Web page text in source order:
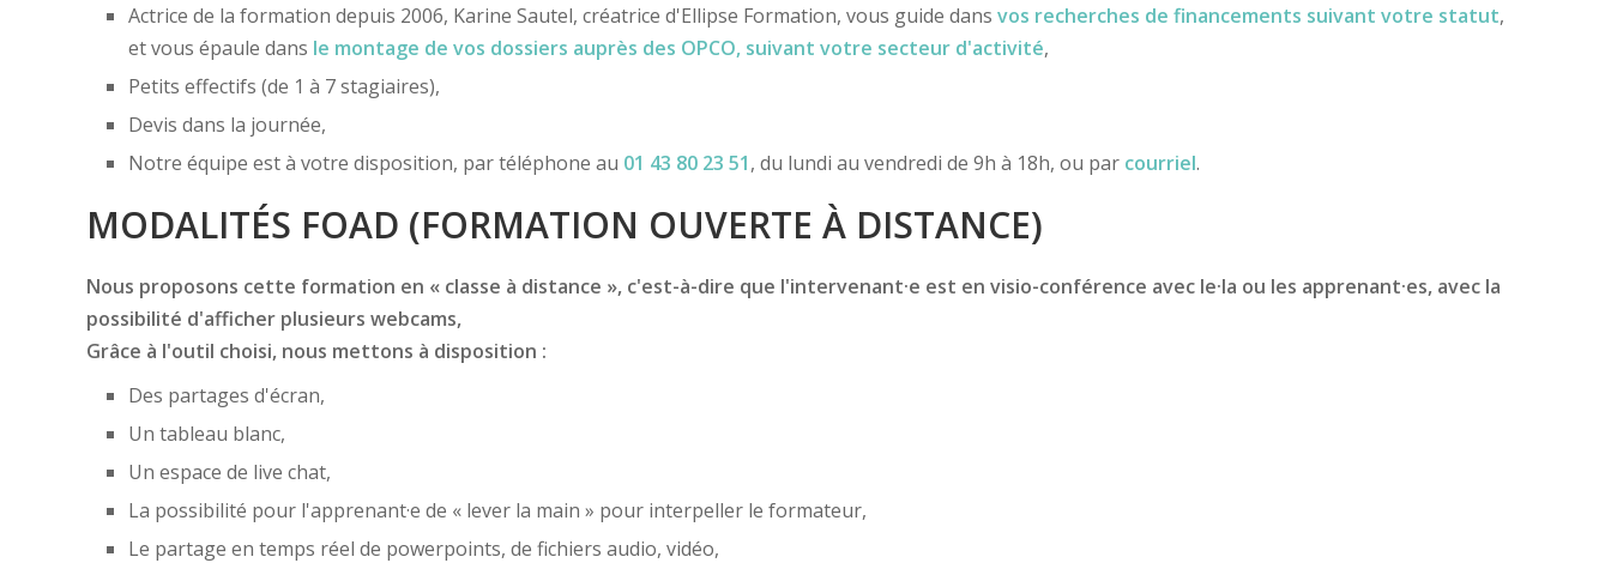
Actrice de la formation depuis 2006, Karine Sautel, créatrice d'Ellipse Formation, vous guide dans vos recherches de financements suivant votre statut,
et vous épaule dans le montage de vos dossiers auprès des OPCO, suivant votre secteur d'activité,
Petits effectifs (de 1 à 7 stagiaires),
Devis dans la journée,
Notre équipe est à votre disposition, par téléphone au 01 43 80 23 51, du lundi au vendredi de 9h à 18h, ou par courriel.
MODALITÉS FOAD (FORMATION OUVERTE À DISTANCE)
Nous proposons cette formation en « classe à distance », c'est-à-dire que l'intervenant·e est en visio-conférence avec le·la ou les apprenant·es, avec la
possibilité d'afficher plusieurs webcams,
Grâce à l'outil choisi, nous mettons à disposition :
Des partages d'écran,
Un tableau blanc,
Un espace de live chat,
La possibilité pour l'apprenant·e de « lever la main » pour interpeller le formateur,
Le partage en temps réel de powerpoints, de fichiers audio, vidéo,